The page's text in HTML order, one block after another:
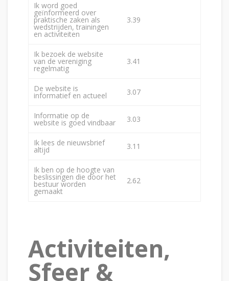
Ik word goed
geïnformeerd over
praktische zaken als
wedstrijden, trainingen
en activiteiten
3.39
Ik bezoek de website
van de vereniging
regelmatig
3.41
De website is
informatief en actueel 3.07
Informatie op de
website is goed vindbaar 3.03
Ik lees de nieuwsbrief
altijd 3.11
Ik ben op de hoogte van
beslissingen die door het
bestuur worden
gemaakt
2.62
Activiteiten,
Sfeer &